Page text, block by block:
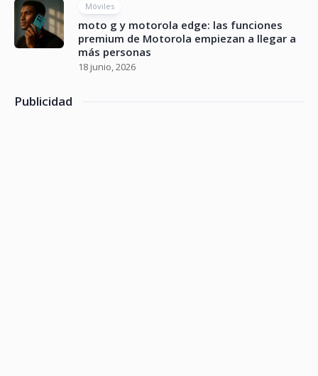
Móviles
moto g y motorola edge: las funciones
premium de Motorola empiezan a llegar a
más personas
18 junio, 2026
Publicidad